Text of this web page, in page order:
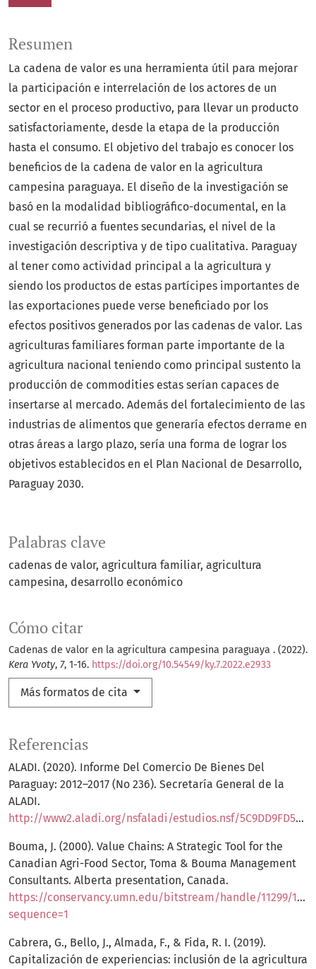
Palabras clave
cadenas de valor agricultura familiar agricultura
campesina desarrollo económico
Cómo citar
Cadenas de valor en la agricultura campesina paraguaya . (2022).
Kera Yvoty, 7, 1-16. https://doi.org/10.54549/ky.7.2022.e2933
Más formatos de cita
Resumen
La cadena de valor es una herramienta útil para mejorar
la participación e interrelación de los actores de un
sector en el proceso productivo, para llevar un producto
satisfactoriamente, desde la etapa de la producción
hasta el consumo. El objetivo del trabajo es conocer los
beneficios de la cadena de valor en la agricultura
campesina paraguaya. El diseño de la investigación se
basó en la modalidad bibliográfico-documental, en la
cual se recurrió a fuentes secundarias, el nivel de la
investigación descriptiva y de tipo cualitativa. Paraguay
al tener como actividad principal a la agricultura y
siendo los productos de estas partícipes importantes de
las exportaciones puede verse beneficiado por los
efectos positivos generados por las cadenas de valor. Las
agriculturas familiares forman parte importante de la
agricultura nacional teniendo como principal sustento la
producción de commodities estas serían capaces de
insertarse al mercado. Además del fortalecimiento de las
industrias de alimentos que generaría efectos derrame en
otras áreas a largo plazo, sería una forma de lograr los
objetivos establecidos en el Plan Nacional de Desarrollo,
Paraguay 2030.
Referencias
ALADI. (2020). Informe Del Comercio De Bienes Del
Paraguay: 2012–2017 (No 236). Secretaría General de la
ALADI.
http://www2.aladi.org/nsfaladi/estudios.nsf/5C9DD9FD56F97512032585610061B4D8/$FILE/236.pdf
Bouma, J. (2000). Value Chains: A Strategic Tool for the
Canadian Agri-Food Sector, Toma & Bouma Management
Consultants. Alberta presentation, Canada.
https://conservancy.umn.edu/bitstream/handle/11299/
sequence=1
Cabrera, G., Bello, J., Almada, F., & Fida, R. I. (2019).
Capitalización de experiencias: inclusión de la agricultura